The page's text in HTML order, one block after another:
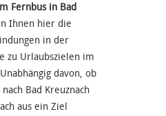
Fernbus in Bad
Ihnen hier die
in der
zu Urlaubszielen im
davon, ob
Bad Kreuznach
aus ein Ziel